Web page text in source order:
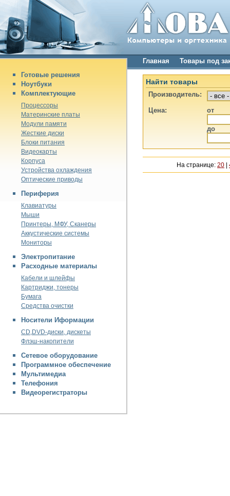
Главная
Товары под
Готовые решения
Ноутбуки
Комплектующие
Процессоры
Материнские платы
Модули памяти
Жесткие диски
Блоки питания
Видеокарты
Корпуса
Устройства охлаждения
Оптические приводы
Периферия
Клавиатуры
Мыши
Принтеры, МФУ, Сканеры
Аккустические системы
Мониторы
Электропитание
Расходные материалы
Кабели и шлейфы
Картриджи, тонеры
Бумага
Средства очистки
Носители Иформации
CD,DVD-диски, дискеты
Флэш-накопители
Сетевое оборудование
Программное обеспечение
Мультимедиа
Телефония
Видеорегистраторы
Найти товары
Производитель:
Цена: от
до
На странице: 20